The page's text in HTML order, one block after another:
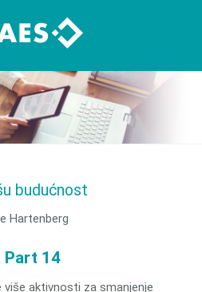
budućnost
Hartenberg
Part 14
aktivnosti za smanjenje